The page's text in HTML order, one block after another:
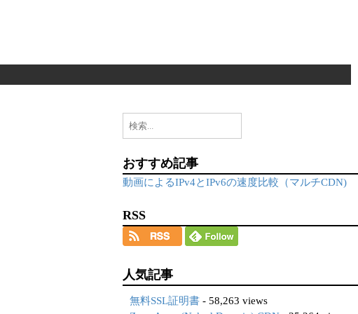
検
おすすめ記事
動画によるIPv4とIPv6の速度比較（マルチCDN)
RSS
人気記事
無料SSL証明書 - 58,263 views